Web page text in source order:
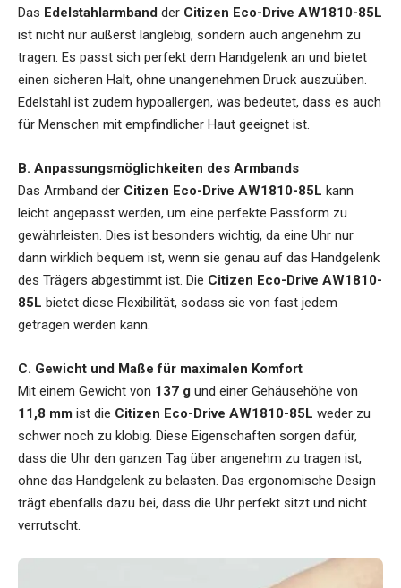
Das Edelstahlarmband der Citizen Eco-Drive AW1810-85L
ist nicht nur äußerst langlebig, sondern auch angenehm zu
tragen. Es passt sich perfekt dem Handgelenk an und bietet
einen sicheren Halt, ohne unangenehmen Druck auszuüben.
Edelstahl ist zudem hypoallergen, was bedeutet, dass es auch
für Menschen mit empfindlicher Haut geeignet ist.
B. Anpassungsmöglichkeiten des Armbands
Das Armband der Citizen Eco-Drive AW1810-85L kann
leicht angepasst werden, um eine perfekte Passform zu
gewährleisten. Dies ist besonders wichtig, da eine Uhr nur
dann wirklich bequem ist, wenn sie genau auf das Handgelenk
des Trägers abgestimmt ist. Die Citizen Eco-Drive AW1810-
85L bietet diese Flexibilität, sodass sie von fast jedem
getragen werden kann.
C. Gewicht und Maße für maximalen Komfort
Mit einem Gewicht von 137 g und einer Gehäusehöhe von
11,8 mm ist die Citizen Eco-Drive AW1810-85L weder zu
schwer noch zu klobig. Diese Eigenschaften sorgen dafür,
dass die Uhr den ganzen Tag über angenehm zu tragen ist,
ohne das Handgelenk zu belasten. Das ergonomische Design
trägt ebenfalls dazu bei, dass die Uhr perfekt sitzt und nicht
verrutscht.